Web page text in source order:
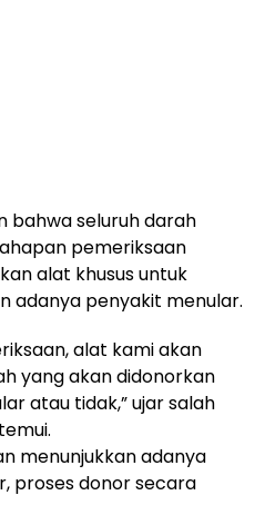
bahwa seluruh darah
pemeriksaan
alat khusus untuk
adanya penyakit menular.
alat kami akan
yang akan didonorkan
atau tidak,” ujar salah
menunjukkan adanya
proses donor secara